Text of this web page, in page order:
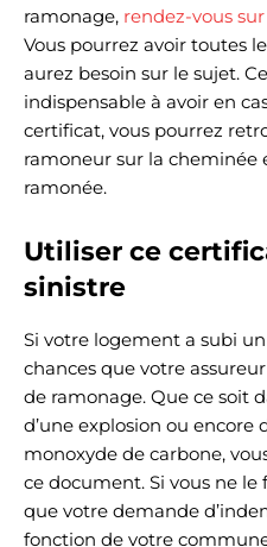
ramonage, rendez-vous
Vous pourrez avoir toutes
aurez besoin sur le sujet.
indispensable à avoir en
certificat, vous pourrez
ramoneur sur la cheminée
ramonée.
Utiliser ce
sinistre
Si votre logement a subi
chances que votre
de ramonage. Que ce soit
d’une explosion ou encore
monoxyde de carbone,
ce document. Si vous ne le
que votre demande
fonction de votre